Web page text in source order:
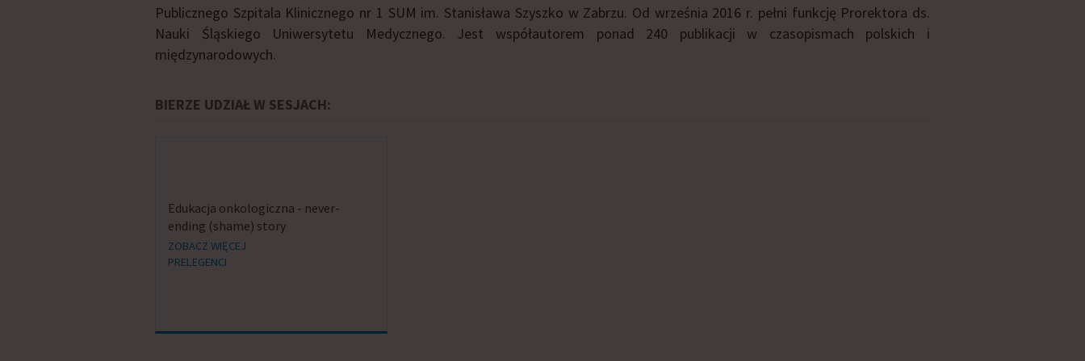
Publicznego Szpitala Klinicznego nr 1 SUM im. Stanisława Szyszko w Zabrzu. Od września 2016 r. pełni funkcję Prorektora ds.
Nauki Śląskiego Uniwersytetu Medycznego. Jest współautorem ponad 240 publikacji w czasopismach polskich i
międzynarodowych.
BIERZE UDZIAŁ W SESJACH:
Edukacja onkologiczna - never-
ending (shame) story
ZOBACZ WIĘCEJ
PRELEGENCI